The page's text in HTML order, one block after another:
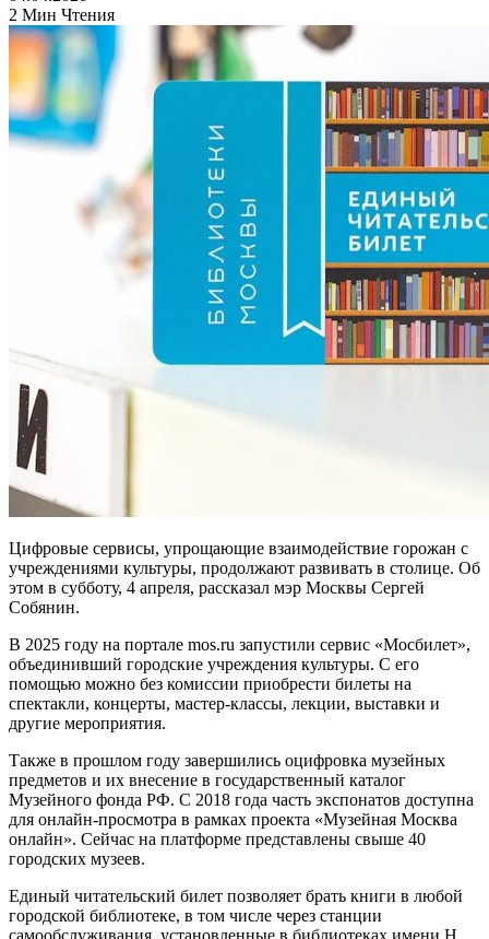
2 Мин Чтения
Цифровые сервисы, упрощающие взаимодействие горожан с
учреждениями культуры, продолжают развивать в столице. Об
этом в субботу, 4 апреля, рассказал мэр Москвы Сергей
Собянин.
В 2025 году на портале mos.ru запустили сервис «Мосбилет»,
объединивший городские учреждения культуры. С его
помощью можно без комиссии приобрести билеты на
спектакли, концерты, мастер-классы, лекции, выставки и
другие мероприятия.
Также в прошлом году завершились оцифровка музейных
предметов и их внесение в государственный каталог
Музейного фонда РФ. С 2018 года часть экспонатов доступна
для онлайн-просмотра в рамках проекта «Музейная Москва
онлайн». Сейчас на платформе представлены свыше 40
городских музеев.
Единый читательский билет позволяет брать книги в любой
городской библиотеке, в том числе через станции
самообслуживания, установленные в библиотеках имени Н.